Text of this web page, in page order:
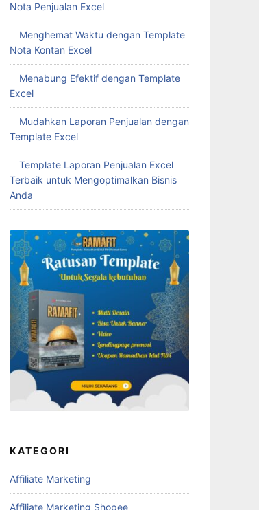
Nota Penjualan Excel
Menghemat Waktu dengan Template
Nota Kontan Excel
Menabung Efektif dengan Template
Excel
Mudahkan Laporan Penjualan dengan
Template Excel
Template Laporan Penjualan Excel
Terbaik untuk Mengoptimalkan Bisnis
Anda
KATEGORI
Affiliate Marketing
Affiliate Marketing Shopee